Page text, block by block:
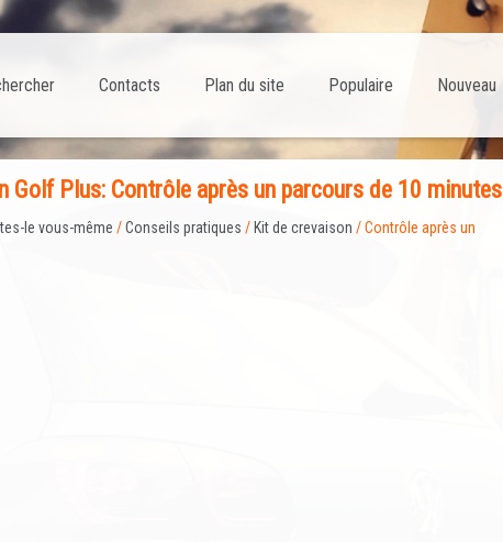
Nouveau
Populaire
Plan du site
Contacts
Golf Plus: Contrôle après un parcours de 10 minutes
le vous-même /Conseils pratiques / Kit de crevaison / Contrôle après un